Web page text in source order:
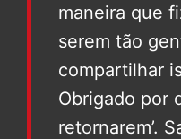
maneira que
serem tão
compartilhar
Obrigado por
retornarem’.